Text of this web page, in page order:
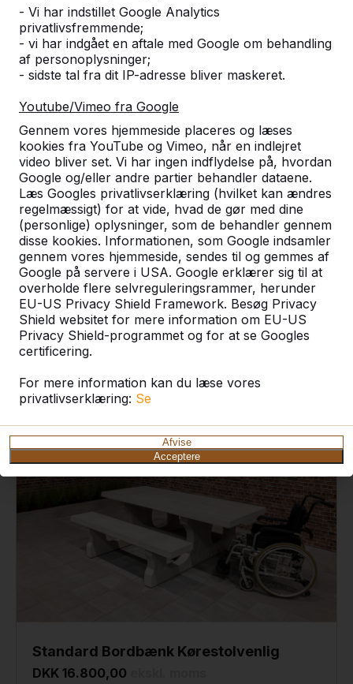
- Vi har indstillet Google Analytics
privatlivsfremmende;
- vi har indgået en aftale med Google om behandling
af personoplysninger;
- sidste tal fra dit IP-adresse bliver maskeret.
Youtube/Vimeo fra Google
Gennem vores hjemmeside placeres og læses
kookies fra YouTube og Vimeo, når en indlejret
video bliver set. Vi har ingen indflydelse på, hvordan
Google og/eller andre partier behandler dataene.
Læs Googles privatlivserklæring (hvilket kan ændres
regelmæssigt) for at vide, hvad de gør med dine
(personlige) oplysninger, som de behandler gennem
disse kookies. Informationen, som Google indsamler
gennem vores hjemmeside, sendes til og gemmes af
Google på servere i USA. Google erklærer sig til at
overholde flere selvreguleringsrammer, herunder
EU-US Privacy Shield Framework. Besøg Privacy
Shield websitet for mere information om EU-US
Privacy Shield-programmet og for at se Googles
certificering.
For mere information kan du læse vores
privatlivserklæring: Se
Afvise
Acceptere
Standard Oval Bordbænk
DKK 16.800,00 ekskl. moms
Vælg en variant:
Se produkt
Standard Bordbænk Kørestolvenlig
DKK 16.800,00